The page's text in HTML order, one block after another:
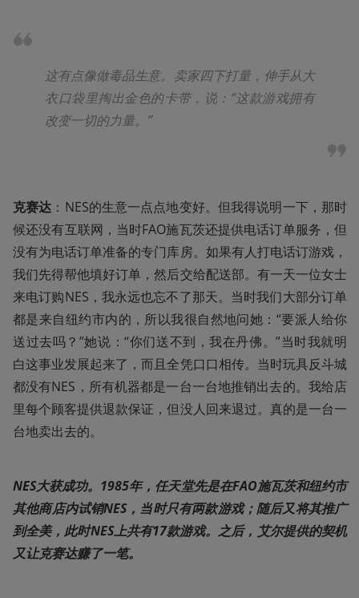
这有点像做毒品生意。卖家四下打量，伸手从大
衣口袋里掏出金色的卡带，说：“这款游戏拥有
改变一切的力量。”
克赛达 ：NES的生意一点点地变好。但我得说明一下，那时
候还没有互联网，当时FAO施瓦茨还提供电话订单服务，但
没有为电话订单准备的专门库房。如果有人打电话订游戏，
我们先得帮他填好订单，然后交给配送部。有一天一位女士
来电订购NES，我永远也忘不了那天。当时我们大部分订单
都是来自纽约市内的，所以我很自然地问她：“要派人给你
送过去吗？”她说：“你们送不到，我在丹佛。”当时我就明
白这事业发展起来了，而且全凭口口相传。当时玩具反斗城
都没有NES，所有机器都是一台一台地推销出去的。我给店
里每个顾客提供退款保证，但没人回来退过。真的是一台一
台地卖出去的。
NES大获成功。1985年，任天堂先是在FAO施瓦茨和纽约市
其他商店内试销NES，当时只有两款游戏；随后又将其推广
到全美，此时NES上共有17款游戏。之后，艾尔提供的契机
又让克赛达赚了一笔。